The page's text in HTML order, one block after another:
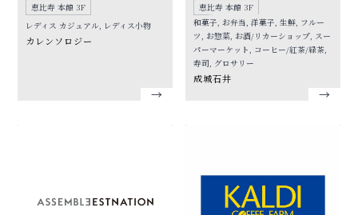
恵比寿 本館 3F
レディス カジュアル, レディス小物
カレンソロジー
恵比寿 本館 3F
和菓子, お弁当, 洋菓子, 生鮮, フルー
ツ, お惣菜, お酒/リカーショップ, スー
パーマーケット, コーヒー/紅茶/緑茶,
寿司, グロサリー
成城石井